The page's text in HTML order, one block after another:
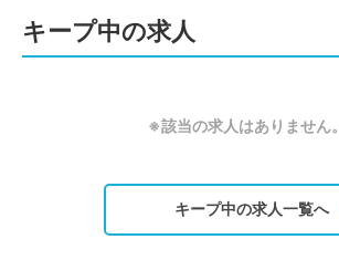
キープ中の求人
※該当の求人はありません。
キープ中の求人一覧へ